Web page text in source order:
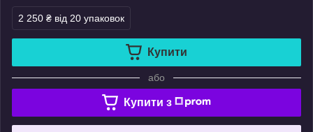
2 250 ₴ від 20 упаковок
Купити
або
Купити з